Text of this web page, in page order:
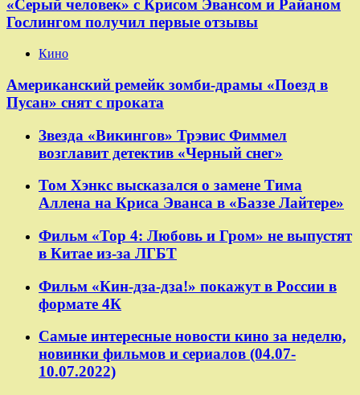
«Серый человек» с Крисом Эвансом и Райаном
Гослингом получил первые отзывы
Кино
Американский ремейк зомби-драмы «Поезд в
Пусан» снят с проката
Звезда «Викингов» Трэвис Фиммел
возглавит детектив «Черный снег»
Том Хэнкс высказался о замене Тима
Аллена на Криса Эванса в «Баззе Лайтере»
Фильм «Тор 4: Любовь и Гром» не выпустят
в Китае из-за ЛГБТ
Фильм «Кин-дза-дза!» покажут в России в
формате 4К
Самые интересные новости кино за неделю,
новинки фильмов и сериалов (04.07-
10.07.2022)